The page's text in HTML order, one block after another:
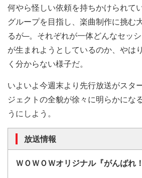
何やら怪しい依頼を持ちかけられて
グループを目指し、楽曲制作に挑む
るが─。それぞれが一体どんなセッ
が生まれようとしているのか、やは
く分からない様子だ。
いよいよ今週末より先行放送がスタ
ジェクトの全貌が徐々に明らかにな
うにしよう。
放送情報
ＷＯＷＯＷオリジナル『がんばれ